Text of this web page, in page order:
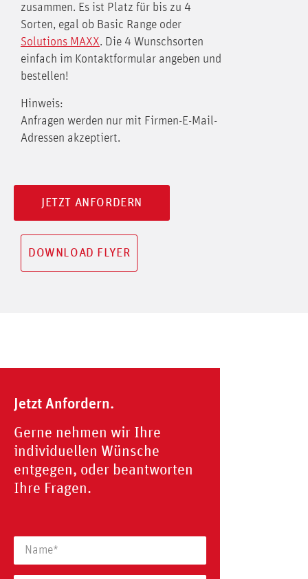
zusammen. Es ist Platz für bis zu 4
Sorten, egal ob Basic Range oder
Solutions MAXX. Die 4 Wunschsorten
einfach im Kontaktformular angeben und
bestellen!
Hinweis:
Anfragen werden nur mit Firmen-E-Mail-
Adressen akzeptiert.
JETZT ANFORDERN
DOWNLOAD FLYER
Jetzt Anfordern.
Gerne nehmen wir Ihre
individuellen Wünsche
entgegen, oder beantworten
Ihre Fragen.